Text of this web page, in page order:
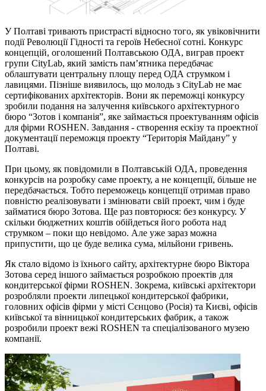
У Полтаві тривають пристрасті відносно того, як увіковічнити
події Революції Гідності та героїв Небесної сотні. Конкурс
концепцій, оголошений Полтавською ОДА, виграв проект
групи CityLab, який замість пам’ятника передбачає
облаштувати центральну площу перед ОДА струмком і
лавицями. Пізніше виявилось, що молодь з CityLab не має
сертифікованих архітекторів. Вони як переможці конкурсу
зробили подання на залучення київського архітектурного
бюро “Зотов і компанія”, яке займається проектуванням офісів
для фірми ROSHEN. Завдання - створення ескізу та проектної
документації переможця проекту “Територія Майдану” у
Полтаві.
При цьому, як повідомили в Полтавській ОДА, проведення
конкурсів на розробку саме проекту, а не концепції, більше не
передбачається. Тобто переможець концепції отримав право
повністю реалізовувати і змінювати свій проект, чим і буде
займатися бюро Зотова. Ще раз повторюся: без конкурсу. У
скільки бюджетних коштів обійдеться його робота над
струмком – поки що невідомо. Але уже зараз можна
припустити, що це буде велика сума, мільйони гривень.
Як стало відомо із їхнього сайту, архітектурне бюро Віктора
Зотова серед іншого займається розробкою проектів для
кондитерської фірми ROSHEN. Зокрема, київські архітектори
розробляли проекти липецької кондитерської фабрики,
головних офісів фірми у місті Сєнцово (Росія) та Києві, офісів
київської та вінницької кондитерських фабрик, а також
розробили проект вежі ROSHEN та спеціалізованого музею
компанії.